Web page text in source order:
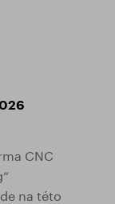
CNC
na této